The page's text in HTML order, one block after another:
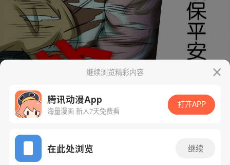
App免费看
下一话
继续浏览精彩内容
腾讯动漫App
海量漫画 新人7天免费看
打开APP
在此处浏览 继续